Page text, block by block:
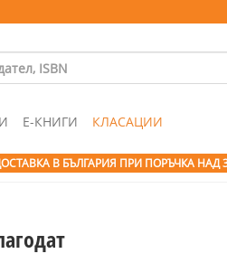
Е-КНИГИ КЛАСАЦИИ
В БЪЛГАРИЯ ПРИ ПОРЪЧКА НАД